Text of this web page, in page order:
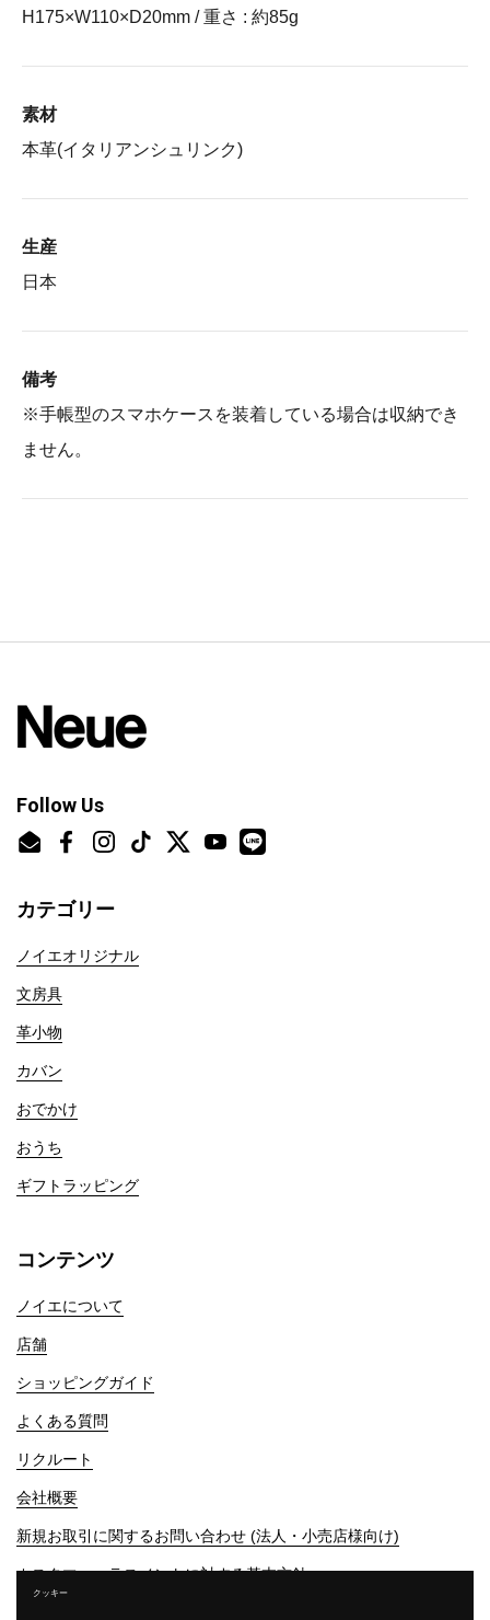
H175×W110×D20mm / 重さ : 約85g
素材
本革(イタリアンシュリンク)
生産
日本
備考
※手帳型のスマホケースを装着している場合は収納でき
ません。
Follow Us
Email FacebookInstagramTikTokTwitterYouTube
カテゴリー
ノイエオリジナル
文房具
革小物
カバン
おでかけ
おうち
ギフトラッピング
コンテンツ
ノイエについて
店舗
ショッピングガイド
よくある質問
リクルート
会社概要
新規お取引に関するお問い合わせ (法人・小売店様向け)
カスタマーハラスメントに対する基本方針
クッキー